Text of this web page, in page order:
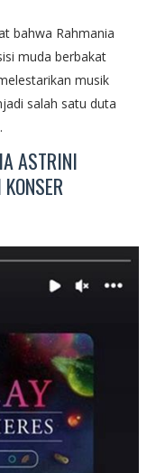
bahwa Rahmania
muda berbakat
musik
salah satu duta
ASTRINI